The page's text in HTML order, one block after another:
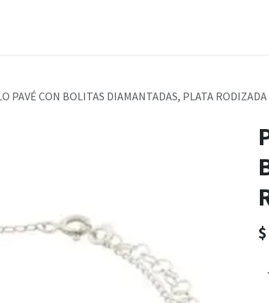
PAVÉ CON BOLITAS DIAMANTADAS, PLATA RODIZADA
$